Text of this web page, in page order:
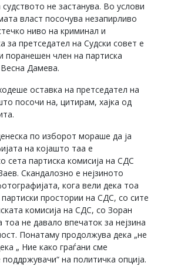
судството не застанува. Во услови
власт посочува незапирливо
ниво на криминал и
за претседател на Судски совет е
поранешен член на партиска
Дамева.
оставка на претседател на
посочи на, цитирам, хајка од
по изборот мораше да ја
на којашто таа е
сета партиска комисија на СДС
Скандалозно е нејзиното
кога вели дека тоа
простории на СДС, со сите
комисија на СДС, со Зоран
не давало впечаток за нејзина
Понатаму продолжува дека „не
„ Ние како граѓани сме
на политичка опција.